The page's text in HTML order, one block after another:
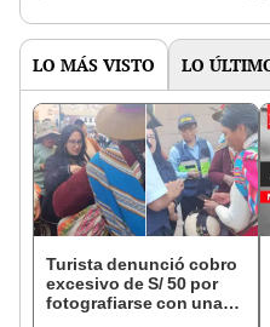
LO MÁS VISTO LO
Turista denunció cobro
excesivo de S/ 50 por
fotografiarse con una